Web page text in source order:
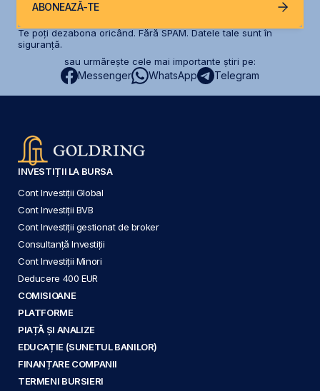
ABONEAZĂ-TE
Te poți dezabona oricând. Fără SPAM. Datele tale sunt în
siguranță.
sau urmărește cele mai importante știri pe:
Messenger WhatsApp Telegram
INVESTIȚII LA BURSA
Cont Investiții Global
Cont Investiții BVB
Cont Investiții gestionat de broker
Consultanță Investiții
Cont Investiții Minori
Deducere 400 EUR
COMISIOANE
PLATFORME
PIAȚĂ ȘI ANALIZE
EDUCAȚIE (SUNETUL BANILOR)
FINANȚARE COMPANII
TERMENI BURSIERI